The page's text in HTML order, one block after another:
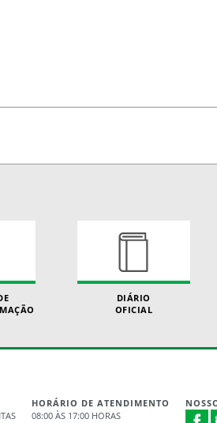
DIÁRIO
OFICIAL
HORÁRIO DE ATENDIMENTO
08:00 ÀS 17:00 HORAS